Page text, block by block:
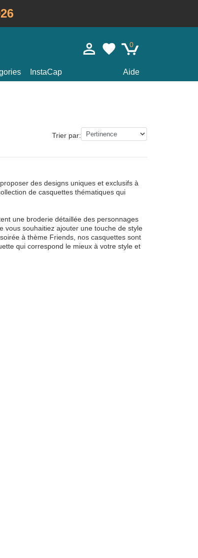
0
InstaCap Aide
Trier par:
des designs uniques et exclusifs à
de casquettes thématiques qui
une broderie détaillée des personnages
vous souhaitiez ajouter une touche de style
à thème Friends, nos casquettes sont
qui correspond le mieux à votre style et